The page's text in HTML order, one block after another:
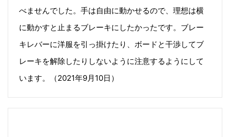
べませんでした。手は自由に動かせるので、理想は横
に動かすと止まるブレーキにしたかったです。ブレー
キレバーに洋服を引っ掛けたり、ボードと干渉してブ
レーキを解除したりしないように注意するようにして
います。（2021年9月10日）